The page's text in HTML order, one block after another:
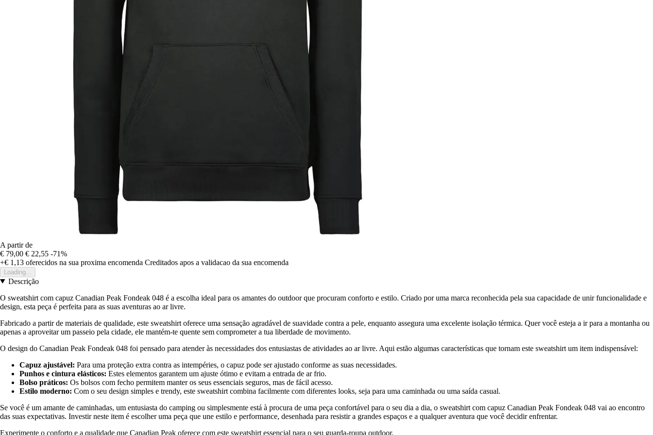
A partir de
€ 79,00 € 22,55 -71%
+€ 1,13 oferecidos na sua proxima encomenda Creditados apos a validacao da sua encomenda
Loading...
Descrição
O sweatshirt com capuz Canadian Peak Fondeak 048 é a escolha ideal para os amantes do outdoor que procuram conforto e estilo. Criado por uma marca reconhecida pela sua capacidade de unir funcionalidade e
design, esta peça é perfeita para as suas aventuras ao ar livre.
Fabricado a partir de materiais de qualidade, este sweatshirt oferece uma sensação agradável de suavidade contra a pele, enquanto assegura uma excelente isolação térmica. Quer você esteja a ir para a montanha ou
apenas a aproveitar um passeio pela cidade, ele mantém-te quente sem comprometer a tua liberdade de movimento.
O design do Canadian Peak Fondeak 048 foi pensado para atender às necessidades dos entusiastas de atividades ao ar livre. Aqui estão algumas características que tornam este sweatshirt um item indispensável:
Capuz ajustável: Para uma proteção extra contra as intempéries, o capuz pode ser ajustado conforme as suas necessidades.
Punhos e cintura elásticos: Estes elementos garantem um ajuste ótimo e evitam a entrada de ar frio.
Bolso práticos: Os bolsos com fecho permitem manter os seus essenciais seguros, mas de fácil acesso.
Estilo moderno: Com o seu design simples e trendy, este sweatshirt combina facilmente com diferentes looks, seja para uma caminhada ou uma saída casual.
Se você é um amante de caminhadas, um entusiasta do camping ou simplesmente está à procura de uma peça confortável para o seu dia a dia, o sweatshirt com capuz Canadian Peak Fondeak 048 vai ao encontro
das suas expectativas. Investir neste item é escolher uma peça que une estilo e performance, desenhada para resistir a grandes espaços e a qualquer aventura que você decidir enfrentar.
Experimente o conforto e a qualidade que Canadian Peak oferece com este sweatshirt essencial para o seu guarda-roupa outdoor.